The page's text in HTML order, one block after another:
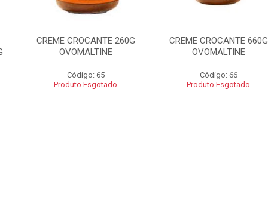
CREME CROCANTE 260G
OVOMALTINE
Código: 65
Produto Esgotado
CREME CROCANTE 660G
OVOMALTINE
Código: 66
Produto Esgotado